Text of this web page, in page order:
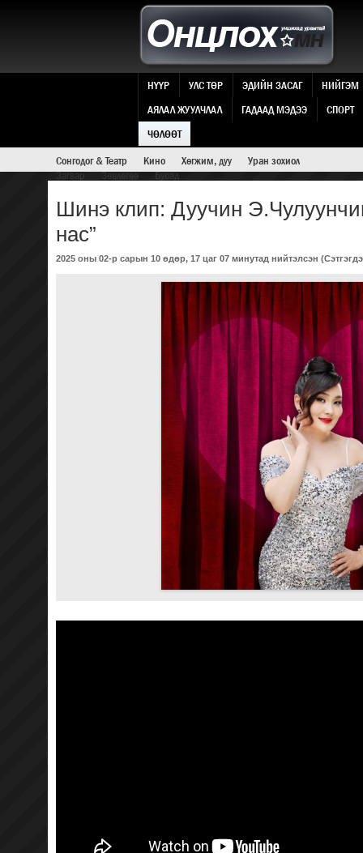
ЧӨЛӨӨТ ЕРТӨНЦ
НҮҮР УЛС ТӨР ЭДИЙН ЗАСАГ
НИЙГЭМ
АЯЛАЛ ЖУУЛЧЛАЛ
ГАДААД МЭДЭЭ
СПОРТ
ЧӨЛӨӨТ
Сонгодог & Театр
Кино Хөгжим, дуу
Уран зохиол
Загвар
Зөвлөгөө Бусад
Шинэ клип: Дуучин
нас”
2025 оны 02-р сарын 10 өдөр, 17 цаг 07 минутад нийтэлсэн (